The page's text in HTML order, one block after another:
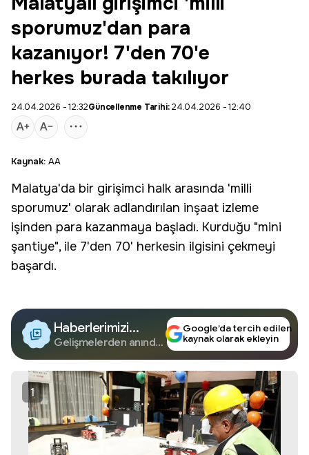
sporumuz'dan para
kazanıyor! 7'den 70'e
herkes burada takılıyor
24.04.2026 - 12:32Güncellenme Tarihi:24.04.2026 - 12:40
Kaynak: AA
Malatya'da bir girişimci halk arasında 'milli
sporumuz' olarak adlandırılan inşaat izleme
işinden para kazanmaya başladı. Kurduğu "mini
şantiye", ile 7'den 70' herkesin ilgisini çekmeyi
başardı.
Haberlerimizi
Google'da Takip
Edin
Gelişmelerden anında
Google’da tercih edilen
kaynak olarak ekleyin
1